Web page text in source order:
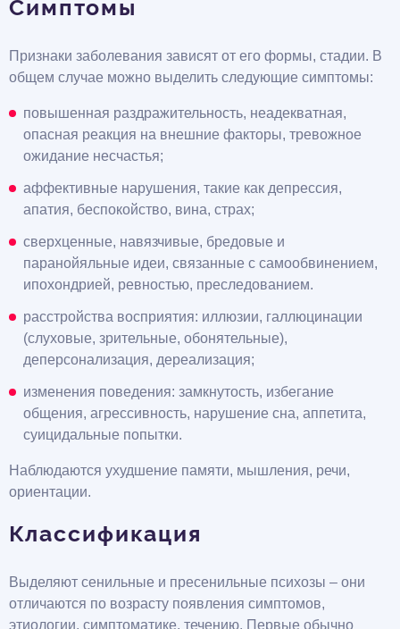
Симптомы
Признаки заболевания зависят от его формы, стадии. В
общем случае можно выделить следующие симптомы:
повышенная раздражительность, неадекватная,
опасная реакция на внешние факторы, тревожное
ожидание несчастья;
аффективные нарушения, такие как депрессия,
апатия, беспокойство, вина, страх;
сверхценные, навязчивые, бредовые и
паранойяльные идеи, связанные с самообвинением,
ипохондрией, ревностью, преследованием.
расстройства восприятия: иллюзии, галлюцинации
(слуховые, зрительные, обонятельные),
деперсонализация, дереализация;
изменения поведения: замкнутость, избегание
общения, агрессивность, нарушение сна, аппетита,
суицидальные попытки.
Наблюдаются ухудшение памяти, мышления, речи,
ориентации.
Классификация
Выделяют сенильные и пресенильные психозы – они
отличаются по возрасту появления симптомов,
этиологии, симптоматике, течению. Первые обычно